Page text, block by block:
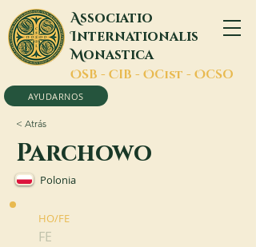
Associatio
Internationalis
Monastica
OSB - CIB - OCist - OCSO
AYUDARNOS
< Atrás
Parchowo
Polonia
HO/FE
FE